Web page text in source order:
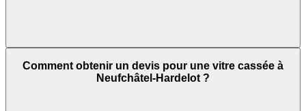
Comment obtenir un devis pour une vitre cassée à
Neufchâtel-Hardelot ?